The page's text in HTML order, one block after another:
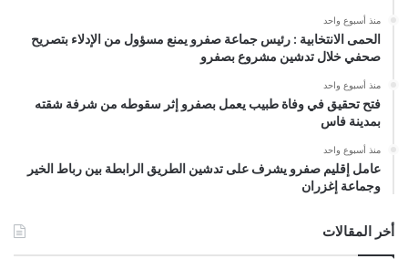
منذ أسبوع واحد
الحمى الانتخابية : رئيس جماعة صفرو يمنع مسؤول من الإدلاء بتصريح
صحفي خلال تدشين مشروع بصفرو
منذ أسبوع واحد
فتح تحقيق في وفاة طبيب يعمل بصفرو إثر سقوطه من شرفة شقته
بمدينة فاس
منذ أسبوع واحد
عامل إقليم صفرو يشرف على تدشين الطريق الرابطة بين رباط الخير
وجماعة إغزران
أخر المقالات